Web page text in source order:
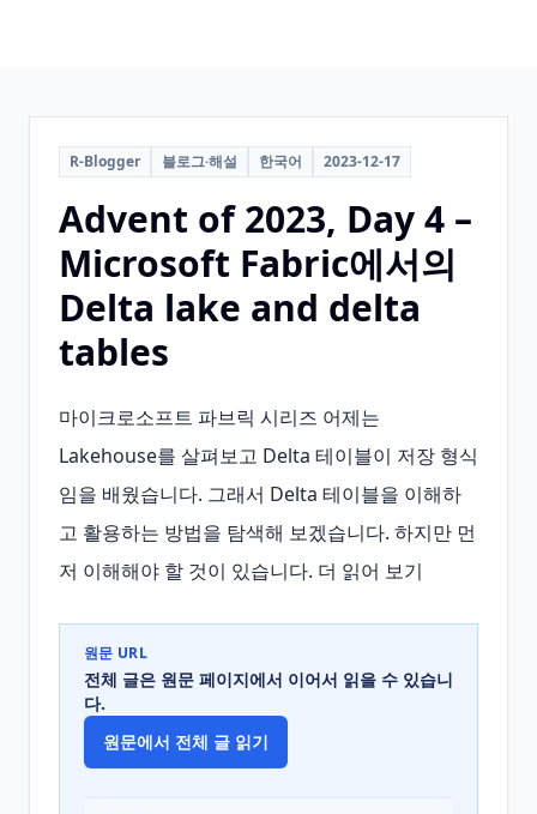
R-Blogger 블로그·해설 한국어 2023-12-17
Advent of 2023, Day 4 –
Microsoft Fabric에서의
Delta lake and delta
tables
마이크로소프트 파브릭 시리즈 어제는
Lakehouse를 살펴보고 Delta 테이블이 저장 형식
임을 배웠습니다. 그래서 Delta 테이블을 이해하
고 활용하는 방법을 탐색해 보겠습니다. 하지만 먼
저 이해해야 할 것이 있습니다. 더 읽어 보기
원문 URL
전체 글은 원문 페이지에서 이어서 읽을 수 있습니
다.
원문에서 전체 글 읽기